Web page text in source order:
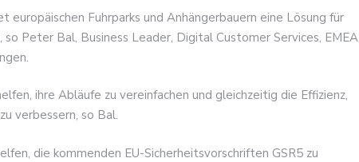
Fuhrparks und Anhängerbauern eine Lösung für
Peter Bal, Business Leader, Digital Customer Services, EMEA
ihre Abläufe zu vereinfachen und gleichzeitig die Effizienz,
verbessern, so Bal.
die kommenden EU-Sicherheitsvorschriften GSR5 zu